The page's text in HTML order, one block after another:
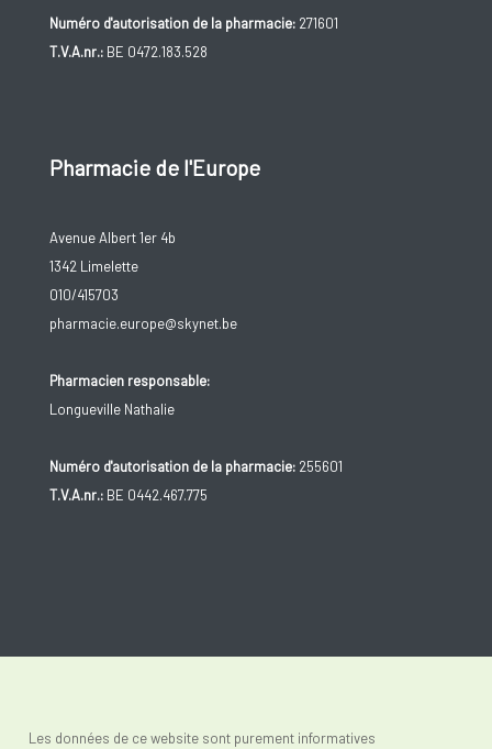
Numéro d'autorisation de la pharmacie:271601
T.V.A.nr.:BE 0472.183.528
Pharmacie de l'Europe
Avenue Albert 1er 4b
1342 Limelette
010/415703
pharmacie.europe@skynet.be
Pharmacien responsable:
Longueville Nathalie
Numéro d'autorisation de la pharmacie:255601
T.V.A.nr.:BE 0442.467.775
Les données de ce website sont purement informatives